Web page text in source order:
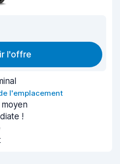
l'offre
l'emplacement
!